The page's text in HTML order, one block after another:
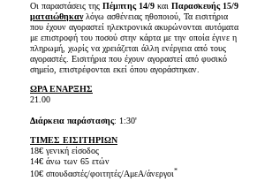
Οι παραστάσεις της Πέμπτης 14/9 και Παρασκευής 15/9
ματαιώθηκαν λόγω ασθένειας ηθοποιού, Τα εισιτήρια
που έχουν αγοραστεί ηλεκτρονικά ακυρώνονται αυτόματα
με επιστροφή του ποσού στην κάρτα με την οποία έγινε η
πληρωμή, χωρίς να χρειάζεται άλλη ενέργεια από τους
αγοραστές. Εισιτήρια που έχουν αγοραστεί από φυσικό
σημείο, επιστρέφονται εκεί όπου αγοράστηκαν.
ΩΡΑ ΕΝΑΡΞΗΣ
21.00
Διάρκεια παράστασης: 1:30'
ΤΙΜΕΣ ΕΙΣΙΤΗΡΙΩΝ
18€ γενική είσοδος
14€ άνω των 65 ετών
10€ σπουδαστές/φοιτητές/ΑμεΑ/άνεργοι*